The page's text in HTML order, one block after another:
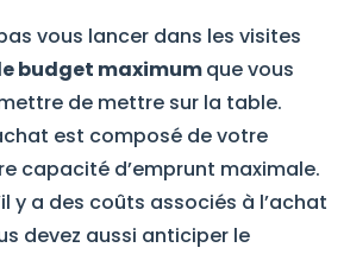
vous lancer dans les visites
budget maximumque vous
de mettre sur la table.
est composé de votre
capacité d’emprunt maximale.
y a des coûts associés à l’achat
devez aussi anticiper le